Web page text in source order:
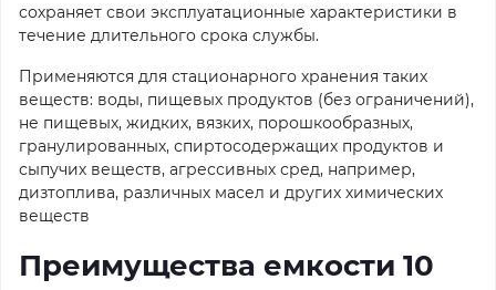
сохраняет свои эксплуатационные характеристики в
течение длительного срока службы.
Применяются для стационарного хранения таких
веществ: воды, пищевых продуктов (без ограничений),
не пищевых, жидких, вязких, порошкообразных,
гранулированных, спиртосодержащих продуктов и
сыпучих веществ, агрессивных сред, например,
дизтоплива, различных масел и других химических
веществ
Преимущества емкости 10